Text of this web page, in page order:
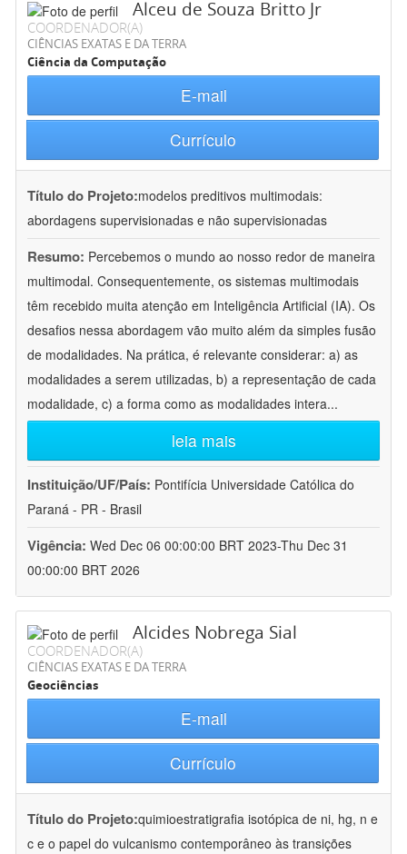
Alceu de Souza Britto Jr
COORDENADOR(A)
CIÊNCIAS EXATAS E DA TERRA
Ciência da Computação
E-mail
Currículo
Título do Projeto:modelos preditivos multimodais:
abordagens supervisionadas e não supervisionadas
Resumo: Percebemos o mundo ao nosso redor de maneira
multimodal. Consequentemente, os sistemas multimodais
têm recebido muita atenção em Inteligência Artificial (IA). Os
desafios nessa abordagem vão muito além da simples fusão
de modalidades. Na prática, é relevante considerar: a) as
modalidades a serem utilizadas, b) a representação de cada
modalidade, c) a forma como as modalidades intera...
leia mais
Instituição/UF/País: Pontifícia Universidade Católica do
Paraná - PR - Brasil
Vigência: Wed Dec 06 00:00:00 BRT 2023-Thu Dec 31
00:00:00 BRT 2026
Alcides Nobrega Sial
COORDENADOR(A)
CIÊNCIAS EXATAS E DA TERRA
Geociências
E-mail
Currículo
Título do Projeto:quimioestratigrafia isotópica de ni, hg, n e
c e o papel do vulcanismo contemporâneo às transições